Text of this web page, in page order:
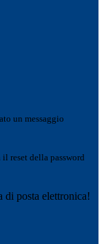
un messaggio
reset della password
di posta elettronica!